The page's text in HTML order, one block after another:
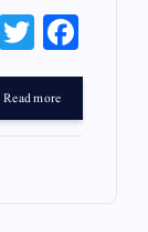
Fa
ce
bo
ok
Read more